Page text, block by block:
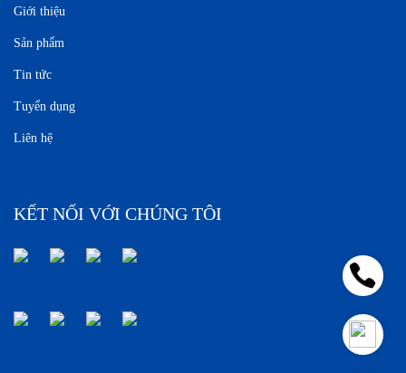
Giới thiệu
Sản phẩm
Tin tức
Tuyển dụng
Liên hệ
KẾT NỐI VỚI CHÚNG TÔI